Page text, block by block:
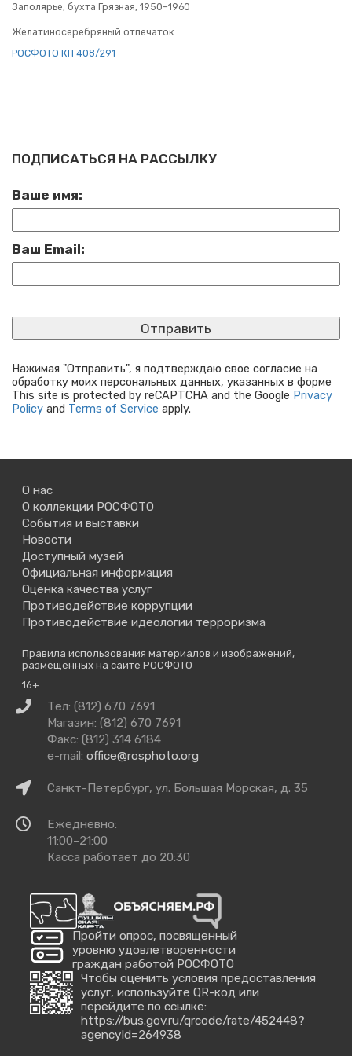
За­по­ля­рье, бухта Гряз­ная, 1950–1960
Же­ла­ти­но­се­реб­ря­ный от­пе­ча­ток
РОС­ФО­ТО КП 408/291
ПОДПИСАТЬСЯ НА РАССЫЛКУ
Ваше имя:
Ваш Email:
Нажимая "Отправить", я подтверждаю свое согласие на
обработку моих персональных данных, указанных в форме
This site is protected by reCAPTCHA and the Google Privacy
Policy and Terms of Service apply.
О нас
О коллекции РОСФОТО
События и выставки
Новости
Доступный музей
Официальная информация
Оценка качества услуг
Противодействие коррупции
Противодействие идеологии терроризма
Правила использования материалов и изображений,
размещённых на сайте РОСФОТО
16+
Связаться
нами
Тел: (812) 670 7691
Магазин: (812) 670 7691
Факс: (812) 314 6184
e-mail: office@rosphoto.org
КакСанкт-Петербург, ул. Большая Морская, д. 35
Время
работы
Ежедневно:
11:00–21:00
Касса работает до 20:30
Пройти опрос, посвященный
уровню удовлетворенности
граждан работой РОСФОТО
Чтобы оценить условия предоставления
услуг, используйте QR-код или
перейдите по ссылке:
https://bus.gov.ru/qrcode/rate/452448?
agencyId=264938